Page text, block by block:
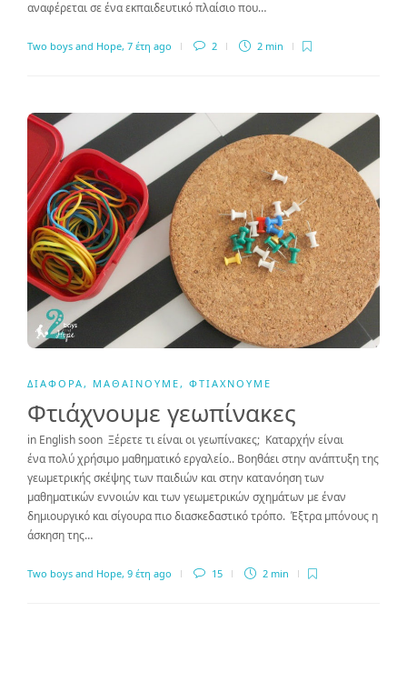
αναφέρεται σε ένα εκπαιδευτικό πλαίσιο που…
Two boys and Hope, 7 έτη ago 2 2 min
ΔΙΆΦΟΡΑ, ΜΑΘΑΊΝΟΥΜΕ, ΦΤΙΆΧΝΟΥΜΕ
Φτιάχνουμε γεωπίνακες
in English soon Ξέρετε τι είναι οι γεωπίνακες; Καταρχήν είναι
ένα πολύ χρήσιμο μαθηματικό εργαλείο.. Βοηθάει στην ανάπτυξη της
γεωμετρικής σκέψης των παιδιών και στην κατανόηση των
μαθηματικών εννοιών και των γεωμετρικών σχημάτων με έναν
δημιουργικό και σίγουρα πιο διασκεδαστικό τρόπο. Έξτρα μπόνους η
άσκηση της…
Two boys and Hope, 9 έτη ago 15 2 min